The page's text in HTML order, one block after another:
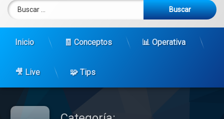
Inicio 🧾 Conceptos 📊 Operativa
🎥 Live 🧩 Tips